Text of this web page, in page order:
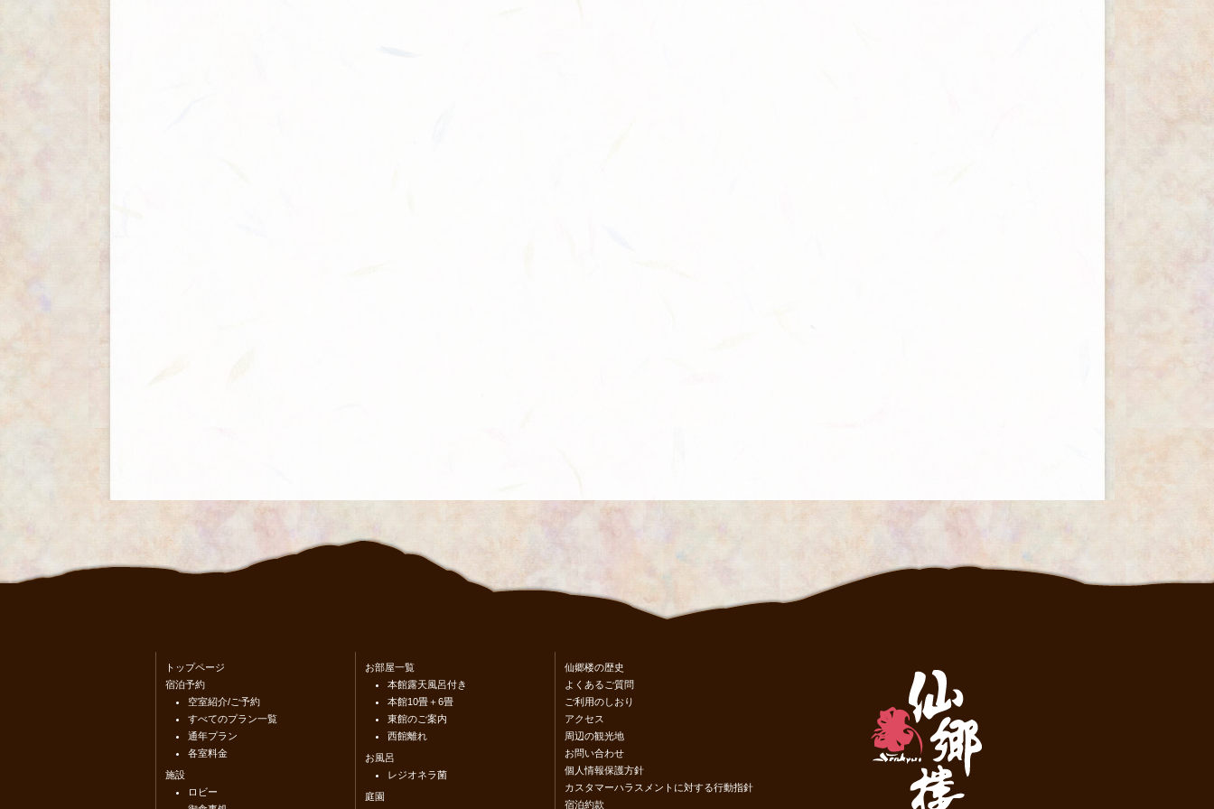
トップページ
宿泊予約
空室紹介/ご予約
すべてのプラン一覧
通年プラン
各室料金
施設
ロビー
お部屋一覧
本館露天風呂付き
本館10畳＋6畳
東館のご案内
西館離れ
お風呂
レジオネラ菌
庭園
仙郷楼の歴史
よくあるご質問
ご利用のしおり
アクセス
周辺の観光地
お問い合わせ
個人情報保護方針
カスタマーハラスメントに対する行動指針
宿泊約款